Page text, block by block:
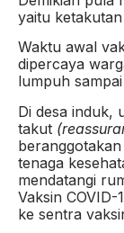
yaitu
Waktu awal
dipercaya
lumpuh
Di desa induk,
takut
tenaga
mendatangi
Vaksin
ke sentra